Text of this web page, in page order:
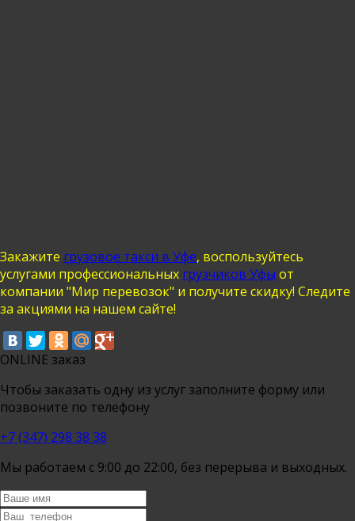
Закажите грузовое такси в Уфе, воспользуйтесь
услугами профессиональных грузчиков Уфы от
компании "Мир перевозок" и получите скидку! Следите
за акциями на нашем сайте!
ONLINE заказ
Чтобы заказать одну из услуг заполните форму или
позвоните по телефону
+7 (347) 298 38 38
Мы работаем с 9:00 до 22:00, без перерыва и выходных.